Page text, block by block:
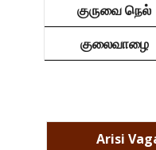
குருவை நெல்
குலைவாழை
Arisi